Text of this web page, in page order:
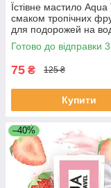
Їстівне мастило Aqua
смаком тропічних
для подорожей на
основі (6 мл)
Готово до відправки 3
75 ₴ 125 ₴
Купити
–40%